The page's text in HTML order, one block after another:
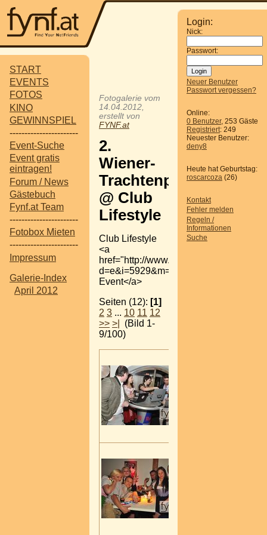
START
EVENTS
FOTOS
KINO
GEWINNSPIEL
-----------------------
Event-Suche
Event gratis
eintragen!
Forum / News
Gästebuch
Fynf.at Team
-----------------------
Fotobox Mieten
-----------------------
Impressum
Galerie-Index
April 2012
Login:
Nick:
Passwort:
Neuer Benutzer
Passwort vergessen?
Online:
0 Benutzer, 253 Gäste
Registriert: 249
Neuester Benutzer:
deny8
Heute hat Geburtstag:
roscarcoza (26)
Kontakt
Fehler melden
Regeln /
Informationen
Suche
Fotogalerie vom
14.04.2012,
erstellt von
FYNF.at
2.
Wiener-
Trachtenparty
@ Club
Lifestyle
Club Lifestyle
<a
href="http://www.fynf.at/?
d=e&i=5929&m=v">zum
Event</a>
Seiten (12): [1]
2 3 ... 10 11 12
>> >|
(Bild 1-
9/100)